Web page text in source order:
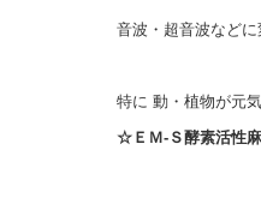
音波・超音波など
特に 動・植物が元
☆ＥＭ-Ｓ酵素活性